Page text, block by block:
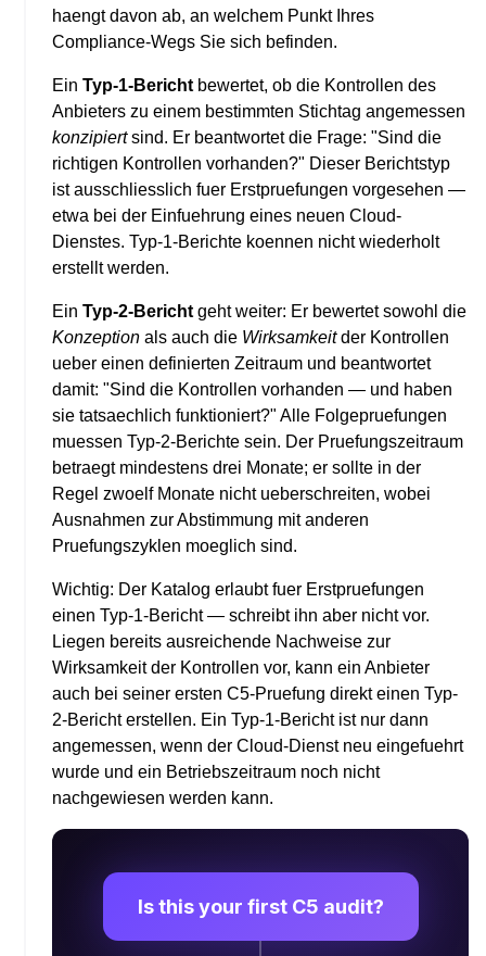
haengt davon ab, an welchem Punkt Ihres
Compliance-Wegs Sie sich befinden.
Ein Typ-1-Bericht bewertet, ob die Kontrollen des
Anbieters zu einem bestimmten Stichtag angemessen
konzipiertsind. Er beantwortet die Frage: "Sind die
richtigen Kontrollen vorhanden?" Dieser Berichtstyp
ist ausschliesslich fuer Erstpruefungen vorgesehen —
etwa bei der Einfuehrung eines neuen Cloud-
Dienstes. Typ-1-Berichte koennen nicht wiederholt
erstellt werden.
Ein Typ-2-Bericht geht weiter: Er bewertet sowohl die
Konzeption als auch die Wirksamkeitder Kontrollen
ueber einen definierten Zeitraum und beantwortet
damit: "Sind die Kontrollen vorhanden — und haben
sie tatsaechlich funktioniert?" Alle Folgepruefungen
muessen Typ-2-Berichte sein. Der Pruefungszeitraum
betraegt mindestens drei Monate; er sollte in der
Regel zwoelf Monate nicht ueberschreiten, wobei
Ausnahmen zur Abstimmung mit anderen
Pruefungszyklen moeglich sind.
Wichtig: Der Katalog erlaubt fuer Erstpruefungen
einen Typ-1-Bericht — schreibt ihn aber nicht vor.
Liegen bereits ausreichende Nachweise zur
Wirksamkeit der Kontrollen vor, kann ein Anbieter
auch bei seiner ersten C5-Pruefung direkt einen Typ-
2-Bericht erstellen. Ein Typ-1-Bericht ist nur dann
angemessen, wenn der Cloud-Dienst neu eingefuehrt
wurde und ein Betriebszeitraum noch nicht
nachgewiesen werden kann.
Is this your first C5 audit?